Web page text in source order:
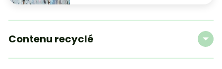
Contenu recyclé